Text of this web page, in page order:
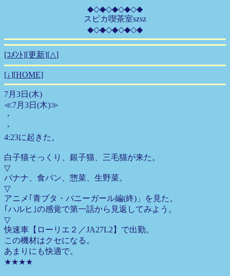
◆◇◆◇◆◇◆◇◆
スピカ喫茶室szsz
◆◇◆◇◆◇◆◇◆
[ｺﾒﾝﾄ][更新][△]
[↓][HOME]
7月3日(木)
≪7月3日(木)≫
・
・
4:23に起きた。
白子猫そっくり、銀子猫、三毛猫が来た。
▽
バナナ、食パン、惣菜、生野菜。
▽
アニメ｢青ブタ・バニーガール編(終)」を見た。
｢ハルヒ｣の感覚で第一話から見返してみよう。
▽
快速車【ローリエ２／JA27L2】で出勤。
この機材はクセになる。
あまりにも快適で。
★★★★